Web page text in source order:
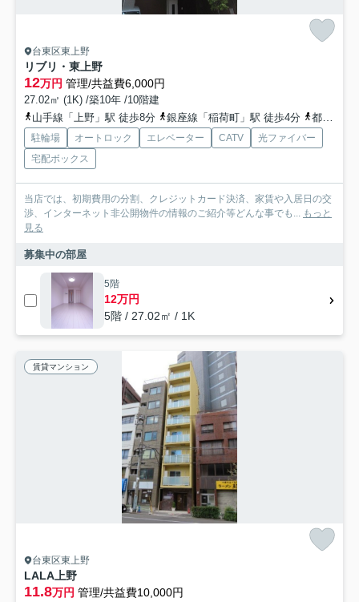
台東区東上野
リブリ・東上野
12万円 管理/共益費6,000円
27.02㎡ (1K) /築10年 /10階建
山手線「上野」駅 徒歩8分
銀座線「稲荷町」駅 徒歩4分 都営大江戸線「新御徒町」駅 徒歩12分
駐輪場 オートロック エレベーター CATV
光ファイバー
宅配ボックス
当店では、初期費用の分割、クレジットカード決済、家賃や入居日の交
渉、インターネット非公開物件の情報のご紹介等どんな事でも... もっと
見る
募集中の部屋
5階
12万円
5階 / 27.02㎡ / 1K
賃貸マンション
台東区東上野
LALA上野
11.8万円 管理/共益費10,000円